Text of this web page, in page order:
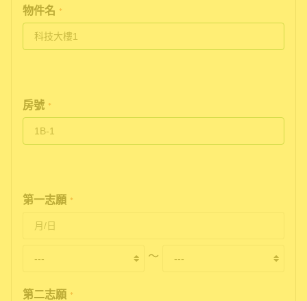
物件名 *
房號 *
第一志願 *
〜
第二志願 *